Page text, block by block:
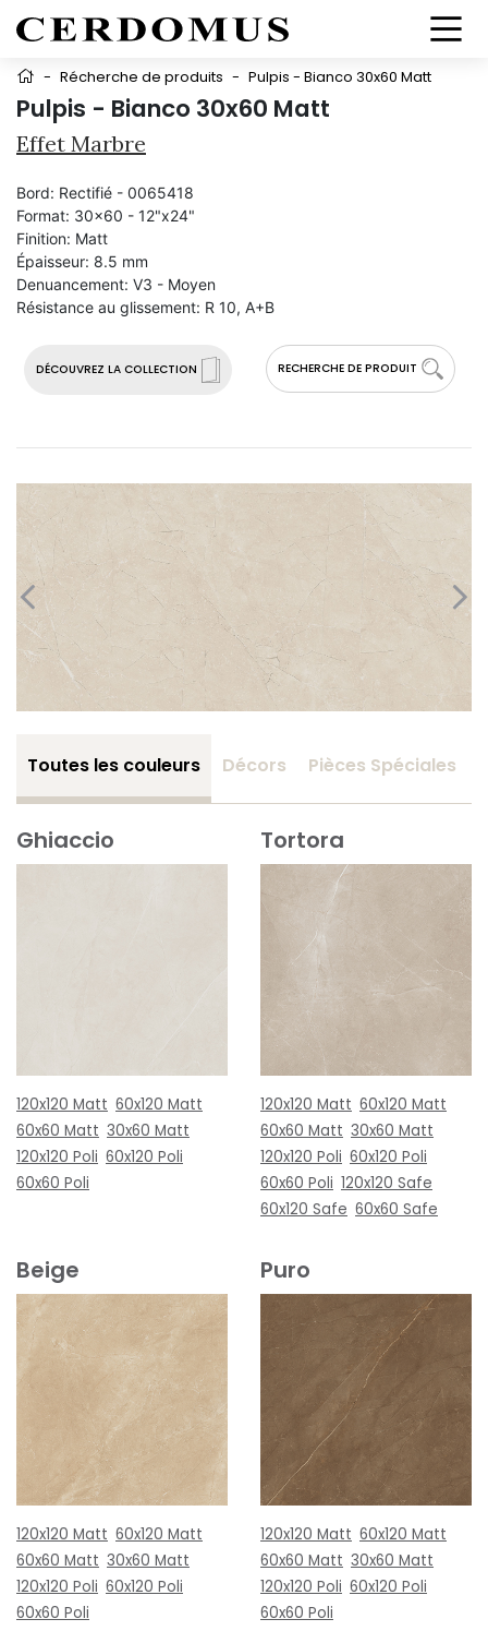
- Récherche de produits - Pulpis - Bianco 30x60 Matt
Pulpis - Bianco 30x60 Matt
Effet Marbre
DÉCOUVREZ LA COLLECTION RECHERCHE DE PRODUIT
Bord: Rectifié - 0065418
Format: 30x60 - 12"x24"
Finition: Matt
Épaisseur: 8.5 mm
Denuancement: V3 - Moyen
Résistance au glissement: R 10, A+B
Toutes les couleurs Décors Pièces Spéciales
Ghiaccio
120x120 Matt 60x120 Matt
60x60 Matt 30x60 Matt
120x120 Poli 60x120 Poli
60x60 Poli
Tortora
120x120 Matt 60x120 Matt
60x60 Matt 30x60 Matt
120x120 Poli 60x120 Poli
60x60 Poli 120x120 Safe
60x120 Safe 60x60 Safe
Beige
120x120 Matt 60x120 Matt
60x60 Matt 30x60 Matt
120x120 Poli 60x120 Poli
60x60 Poli
Puro
120x120 Matt 60x120 Matt
60x60 Matt 30x60 Matt
120x120 Poli 60x120 Poli
60x60 Poli